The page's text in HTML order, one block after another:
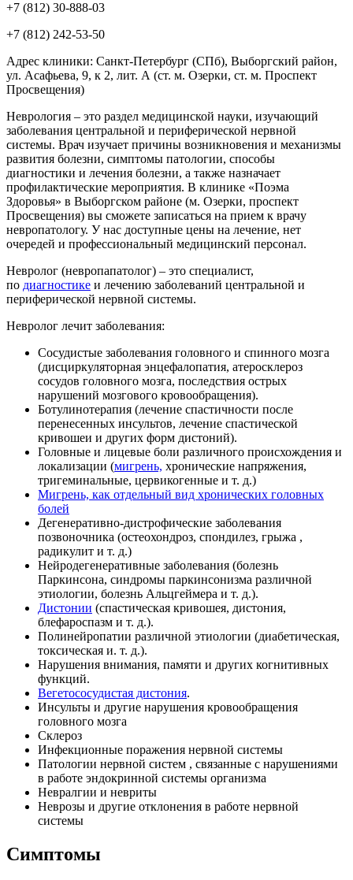
+7 (812) 30-888-03
+7 (812) 242-53-50
Адрес клиники: Санкт-Петербург (СПб), Выборгский район,
ул. Асафьева, 9, к 2, лит. А (ст. м. Озерки, ст. м. Проспект
Просвещения)
Неврология – это раздел медицинской науки, изучающий
заболевания центральной и периферической нервной
системы. Врач изучает причины возникновения и механизмы
развития болезни, симптомы патологии, способы
диагностики и лечения болезни, а также назначает
профилактические мероприятия. В клинике «Поэма
Здоровья» в Выборгском районе (м. Озерки, проспект
Просвещения) вы сможете записаться на прием к врачу
невропатологу. У нас доступные цены на лечение, нет
очередей и профессиональный медицинский персонал.
Невролог (невропапатолог) – это специалист,
по диагностике и лечению заболеваний центральной и
периферической нервной системы.
Невролог лечит заболевания:
Сосудистые заболевания головного и спинного мозга
(дисциркуляторная энцефалопатия, атеросклероз
сосудов головного мозга, последствия острых
нарушений мозгового кровообращения).
Ботулинотерапия (лечение спастичности после
перенесенных инсультов, лечение спастической
кривошеи и других форм дистоний).
Головные и лицевые боли различного происхождения и
локализации (мигрень, хронические напряжения,
тригеминальные, цервикогенные и т. д.)
Мигрень, как отдельный вид хронических головных
болей
Дегенеративно-дистрофические заболевания
позвоночника (остеохондроз, спондилез, грыжа ,
радикулит и т. д.)
Нейродегенеративные заболевания (болезнь
Паркинсона, синдромы паркинсонизма различной
этиологии, болезнь Альцгеймера и т. д.).
Дистонии (спастическая кривошея, дистония,
блефароспазм и т. д.).
Полинейропатии различной этиологии (диабетическая,
токсическая и. т. д.).
Нарушения внимания, памяти и других когнитивных
функций.
Вегетососудистая дистония.
Инсульты и другие нарушения кровообращения
головного мозга
Склероз
Инфекционные поражения нервной системы
Патологии нервной систем , связанные с нарушениями
в работе эндокринной системы организма
Невралгии и невриты
Неврозы и другие отклонения в работе нервной
системы
Симптомы